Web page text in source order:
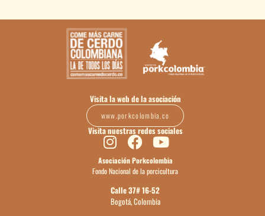
Visita la web de la asociación
www.porkcolombia.co
Visita nuestras redes sociales
Asociación Porkcolombia
Fondo Nacional de la porcicultura
Calle 37# 16-52
Bogotá, Colombia